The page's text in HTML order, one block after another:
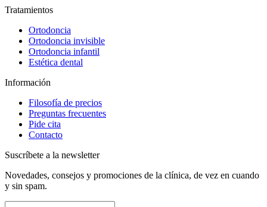
Tratamientos
Ortodoncia
Ortodoncia invisible
Ortodoncia infantil
Estética dental
Información
Filosofía de precios
Preguntas frecuentes
Pide cita
Contacto
Suscríbete a la newsletter
Novedades, consejos y promociones de la clínica, de vez en cuando
y sin spam.